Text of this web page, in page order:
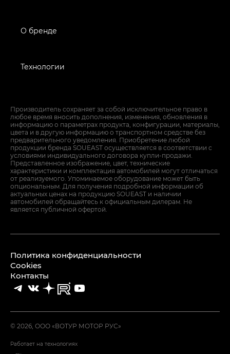
О бренде
Технологии
Производитель сохраняет за собой исключительное право в
любое время вносить дополнения, изменения, обновления в
информацию о параметрах продукта, конфигурации, материалы,
цвета и в другую информацию о транспортном средстве без
предварительного уведомления. Приобретение любой
продукции бренда SOUEAST осуществляется в соответствии с
условиями индивидуального договора купли-продажи.
Представленное изображение, цвет, технические
характеристики и комплектация автомобилей могут отличаться
от реализуемого. Упоминаемое оборудование может быть
опциональным. Для получения подробной информации об
актуальных ценах на продукцию SOUEAST и наличии
автомобилей обращайтесь к официальным дилерам. Не
является публичной офертой.
© 2026, ООО «ВОТУР МОТОР РУС»
Политика конфиденциальности
Cookies
Контакты
Работает на технологиях